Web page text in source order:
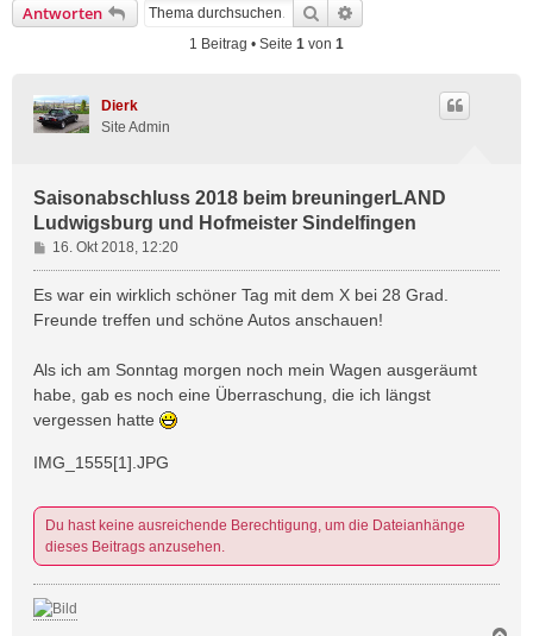
Antworten Suche
1 Beitrag • Seite 1 von 1
Dierk
Site Admin
Saisonabschluss 2018 beim breuningerLAND
Ludwigsburg und Hofmeister Sindelfingen
B
e
i
g
16. Okt 2018, 12:20
Es war ein wirklich schöner Tag mit dem X bei 28 Grad.
Freunde treffen und schöne Autos anschauen!
Als ich am Sonntag morgen noch mein Wagen ausgeräumt
habe, gab es noch eine Überraschung, die ich längst
vergessen hatte
IMG_1555[1].JPG
Du hast keine ausreichende Berechtigung, um die Dateianhänge
dieses Beitrags anzusehen.